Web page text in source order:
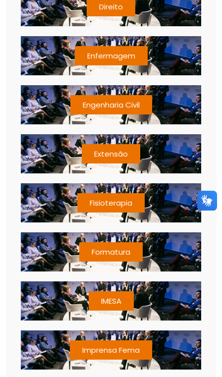
Direito
Enfermagem
Engenharia Civil
Extensão
Fisioterapia
Formatura
IMESA
Imprensa Fema